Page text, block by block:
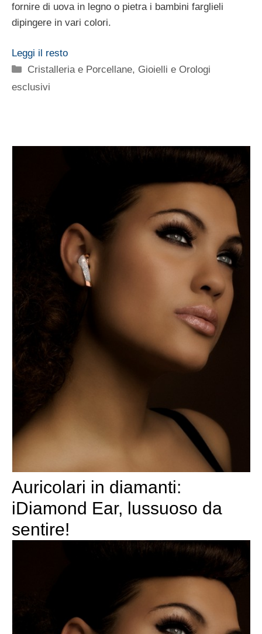
fornire di uova in legno o pietra i bambini farglieli
dipingere in vari colori.
Leggi il resto
Categorie
Cristalleria e Porcellane, Gioielli e Orologi
esclusivi
Auricolari in diamanti:
iDiamond Ear, lussuoso da
sentire!